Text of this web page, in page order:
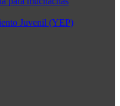
Juvenil (YEP)